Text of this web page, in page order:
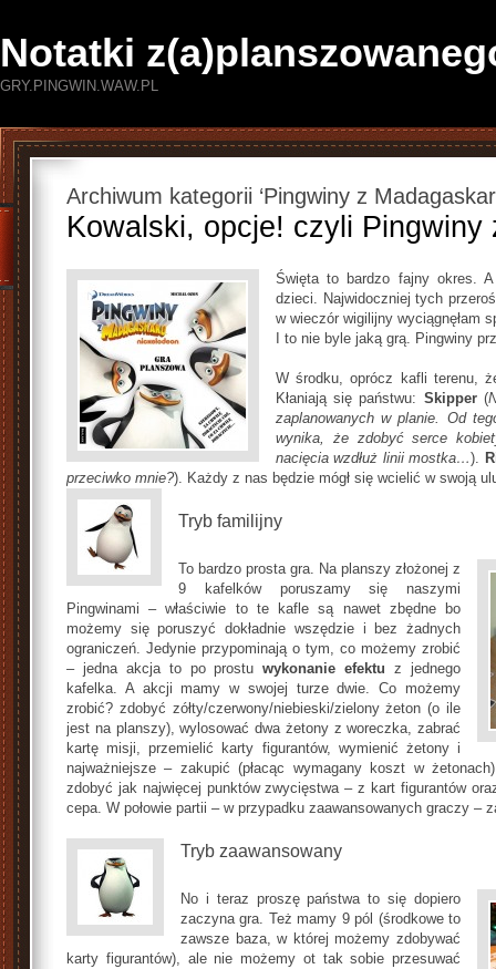
Notatki
GRY.PINGWIN.WAW.PL
Archiwum kategorii ‘Pingwiny z
Kowalski, opcje! czyli Pingwiny
Święta to bardzo fajny okres.
dzieci. Najwidoczniej tych
w wieczór wigilijny wyciągnęłam
I to nie byle jaką grą. Pingwiny
W środku, oprócz kafli terenu,
Kłaniają się państwu: Skipper(
zaplanowanych w planie. Od
wynika, że zdobyć serce
nacięcia wzdłuż linii mostka…).
przeciwko mnie?). Każdy z nas będzie mógł się wcielić w swoją
Tryb familijny
To bardzo prosta gra. Na planszy złożonej z
9 kafelków poruszamy się naszymi
Pingwinami – właściwie to te kafle są nawet zbędne bo
możemy się poruszyć dokładnie wszędzie i bez żadnych
ograniczeń. Jedynie przypominają o tym, co możemy zrobić
– jedna akcja to po prostuwykonanie efektuz jednego
kafelka. A akcji mamy w swojej turze dwie. Co możemy
zrobić? zdobyć zółty/czerwony/niebieski/zielony żeton (o ile
jest na planszy), wylosować dwa żetony z woreczka, zabrać
kartę misji, przemielić karty figurantów, wymienić żetony i
najważniejsze – zakupić (płacąc wymagany koszt w
zdobyć jak najwięcej punktów zwycięstwa – z kart figurantów
cepa. W połowie partii – w przypadku zaawansowanych graczy –
Tryb zaawansowany
No i teraz proszę państwa to się dopiero
zaczyna gra. Też mamy 9 pól (środkowe to
zawsze baza, w której możemy zdobywać
karty figurantów), ale nie możemy ot tak sobie przesuwać